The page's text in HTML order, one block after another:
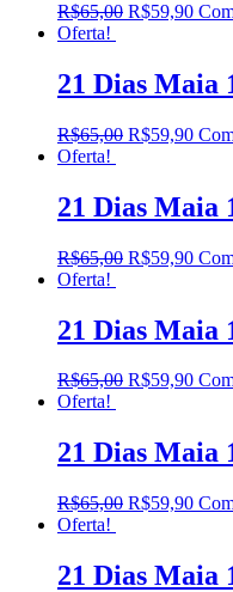
R$65,00 R$59,90
Oferta!
21 Dias Maia
R$65,00 R$59,90
Oferta!
21 Dias Maia
R$65,00 R$59,90
Oferta!
21 Dias Maia
R$65,00 R$59,90
Oferta!
21 Dias Maia
R$65,00 R$59,90
Oferta!
21 Dias Maia